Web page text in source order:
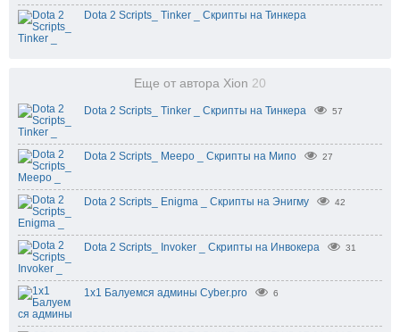
Dota 2 Scripts_ Tinker _ Скрипты на Тинкера
Еще от автора Xion 20
Dota 2 Scripts_ Tinker _ Скрипты на Тинкера 57
Dota 2 Scripts_ Meepo _ Скрипты на Мипо 27
Dota 2 Scripts_ Enigma _ Скрипты на Энигму 42
Dota 2 Scripts_ Invoker _ Скрипты на Инвокера 31
1х1 Балуемся админы Cyber.pro 6